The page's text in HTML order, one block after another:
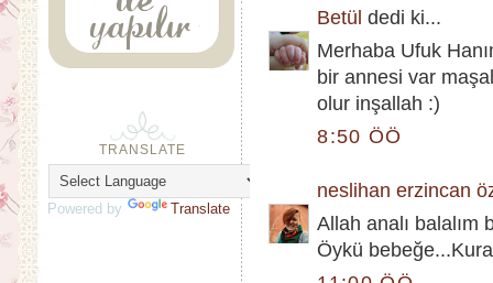
Betül dedi ki...
Merhaba Ufuk
bir annesi var
olur inşallah :)
8:50 ÖÖ
neslihan erzincan
Allah analı balalım
Öykü
TRANSLATE
Powered by Translate